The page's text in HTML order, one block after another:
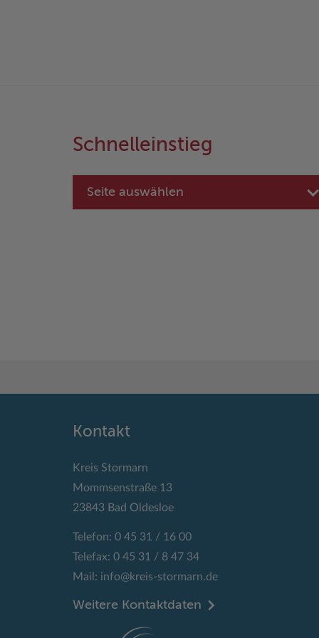
Schnelleinstieg
Seite auswählen
Kontakt
Kreis Stormarn
Mommsenstraße 13
23843 Bad Oldesloe
Telefon: 0 45 31 / 16 00
Telefax: 0 45 31 / 8 47 34
Mail: info@kreis-stormarn.de
Weitere Kontaktdaten